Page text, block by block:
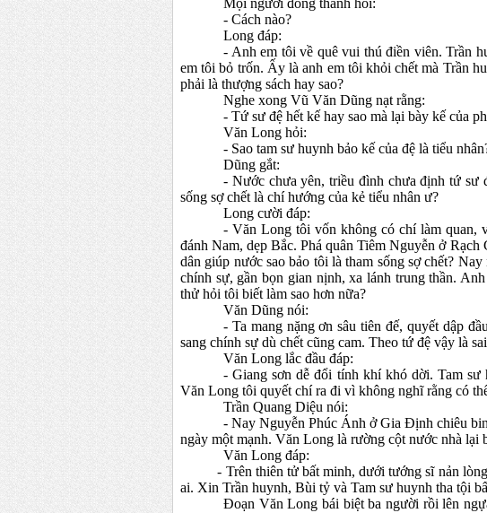
Mọi người đồng thanh hỏi:
- Cách nào?
Long đáp:
- Anh em tôi về quê vui thú điền viên. Trần
em tôi bỏ trốn. Ấy là anh em tôi khỏi chết mà Trần
phải là thượng sách hay sao?
Nghe xong Vũ Văn Dũng nạt rằng:
- Tứ sư đệ hết kế hay sao mà lại bày kế của
Văn Long hỏi:
- Sao tam sư huynh bảo kế của đệ là tiểu
Dũng gắt:
- Nước chưa yên, triều đình chưa định tứ sư
sống sợ chết là chí hướng của kẻ tiểu nhân ư?
Long cười đáp:
- Văn Long tôi vốn không có chí làm quan,
đánh Nam, dẹp Bắc. Phá quân Tiêm Nguyễn ở
dân giúp nước sao bảo tôi là tham sống sợ chết?
chính sự, gần bọn gian nịnh, xa lánh trung thần.
thử hỏi tôi biết làm sao hơn nữa?
Văn Dũng nói:
- Ta mang nặng ơn sâu tiên đế, quyết dập
sang chính sự dù chết cũng cam. Theo tứ đệ vậy là
Văn Long lắc đầu đáp:
- Giang sơn dễ đổi tính khí khó dời. Tam sư
Văn Long tôi quyết chí ra đi vì không nghĩ rằng có
Trần Quang Diệu nói:
- Nay Nguyễn Phúc Ánh ở Gia Định chiêu
ngày một mạnh. Văn Long là rường cột nước nhà lại
Văn Long đáp:
- Trên thiên tử bất minh, dưới tướng sĩ nản lòng.
ai. Xin Trần huynh, Bùi tỷ và Tam sư huynh tha tội
Đoạn Văn Long bái biệt ba người rồi lên